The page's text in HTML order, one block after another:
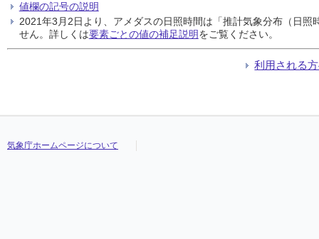
値欄の記号の説明
2021年3月2日より、アメダスの日照時間は「推計気象分布（日
せん。詳しくは要素ごとの値の補足説明をご覧ください。
利用される
気象庁ホームページについて